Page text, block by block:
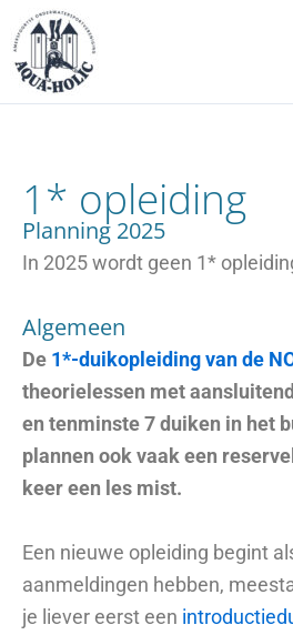
naar
de
inhoud
1* opleiding
Planning 2025
In 2025 wordt geen 1*
Algemeen
De 1*-duikopleiding van de
theorielessen met
en tenminste 7 duiken in het
plannen ook vaak een
keer een les mist.
Een nieuwe opleiding begint
aanmeldingen hebben,
je liever eerst een